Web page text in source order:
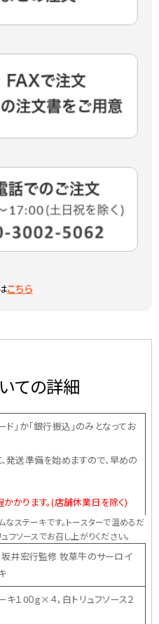
こちら
ての詳細
」か「銀行振込」のみとなってお
発送準備を始めますので、早めの
かります。(店舗休業日を除く)
ステーキです。トースターで温めるだ
フソースでお召し上がりください。
坂井宏行監修 牧草牛のサーロイ
キ１0０g×４，白トリュフソース２